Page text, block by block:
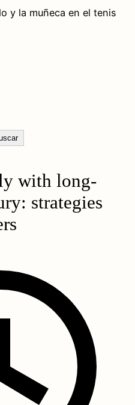
y la muñeca en el tenis
with long-
strategies